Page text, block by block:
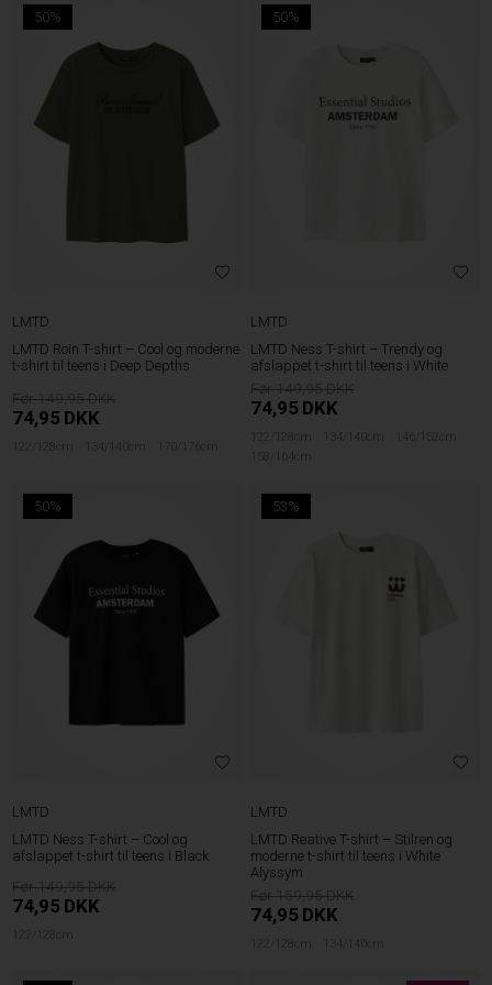
50%
LMTD
LMTD Roin T-shirt – Cool og moderne
t-shirt til teens i Deep Depths
149,95
74,95 DKK
122/128cm 134/140cm 170/176cm
50%
LMTD
LMTD Ness T-shirt – Trendy og
afslappet t-shirt til teens i White
149,95
74,95 DKK
122/128cm 134/140cm
146/152cm
158/164cm
50%
LMTD
LMTD Ness T-shirt – Cool og
afslappet t-shirt til teens i Black
149,95
74,95 DKK
122/128cm
53%
LMTD
LMTD Reative T-shirt – Stilren og
moderne t-shirt til teens i White
Alyssym
159,95
74,95 DKK
122/128cm 134/140cm